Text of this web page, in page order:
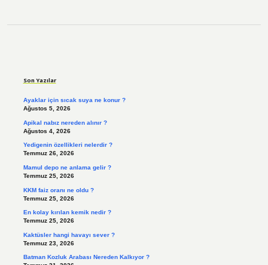
Son Yazılar
Ayaklar için sıcak suya ne konur ?
Ağustos 5, 2026
Apikal nabız nereden alınır ?
Ağustos 4, 2026
Yedigenin özellikleri nelerdir ?
Temmuz 26, 2026
Mamul depo ne anlama gelir ?
Temmuz 25, 2026
KKM faiz oranı ne oldu ?
Temmuz 25, 2026
En kolay kırılan kemik nedir ?
Temmuz 25, 2026
Kaktüsler hangi havayı sever ?
Temmuz 23, 2026
Batman Kozluk Arabası Nereden Kalkıyor ?